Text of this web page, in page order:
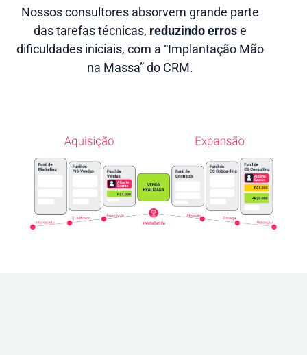
Nossos consultores absorvem grande parte
das tarefas técnicas, reduzindo errose
dificuldades iniciais, com a “Implantação Mão
na Massa” do CRM.